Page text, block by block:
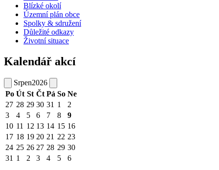
Blízké okolí
Územní plán obce
Spolky & sdružení
Důležité odkazy
Životní situace
Kalendář akcí
Srpen2026
Po Út St Čt Pá So Ne
27 28 29 30 31 1
2
3
4 5 6 7 8
9
10 11 12 13 14 15 16
17 18 19 20 21 22 23
24 25 26 27 28 29 30
31 1 2 3 4 5 6